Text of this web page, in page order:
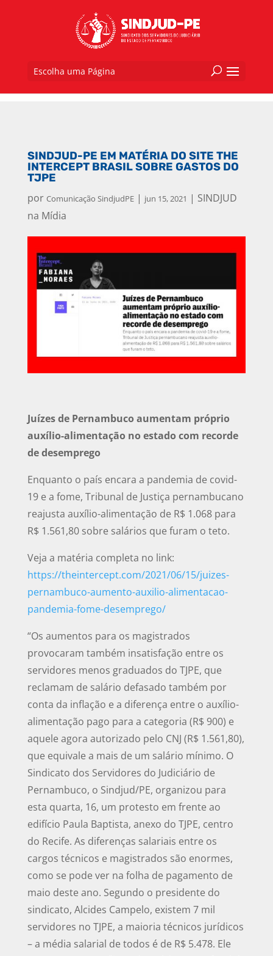
Escolha uma Página
SINDJUD-PE EM MATÉRIA DO SITE THE
INTERCEPT BRASIL SOBRE GASTOS DO
TJPE
por Comunicação SindjudPE| jun 15, 2021 | SINDJUD
na Mídia
Juízes de Pernambuco aumentam próprio
auxílio-alimentação no estado com recorde
de desemprego
Enquanto o país encara a pandemia de covid-
19 e a fome, Tribunal de Justiça pernambucano
reajusta auxílio-alimentação de R$ 1.068 para
R$ 1.561,80 sobre salários que furam o teto.
Veja a matéria completa no link:
https://theintercept.com/2021/06/15/juizes-
pernambuco-aumento-auxilio-alimentacao-
pandemia-fome-desemprego/
“Os aumentos para os magistrados
provocaram também insatisfação entre os
servidores menos graduados do TJPE, que
reclamam de salário defasado também por
conta da inflação e a diferença entre o auxílio-
alimentação pago para a categoria (R$ 900) e
aquele agora autorizado pelo CNJ (R$ 1.561,80),
que equivale a mais de um salário mínimo. O
Sindicato dos Servidores do Judiciário de
Pernambuco, o Sindjud/PE, organizou para
esta quarta, 16, um protesto em frente ao
edifício Paula Baptista, anexo do TJPE, centro
do Recife. As diferenças salariais entre os
cargos técnicos e magistrados são enormes,
como se pode ver na folha de pagamento de
maio deste ano. Segundo o presidente do
sindicato, Alcides Campelo, existem 7 mil
servidores no TJPE, a maioria técnicos jurídicos
– a média salarial de todos é de R$ 5.478. Ele